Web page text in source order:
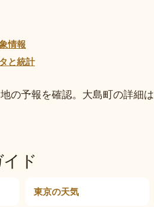
情報
と統計
の予報を確認。大島町の詳細は
ド
東京の天気